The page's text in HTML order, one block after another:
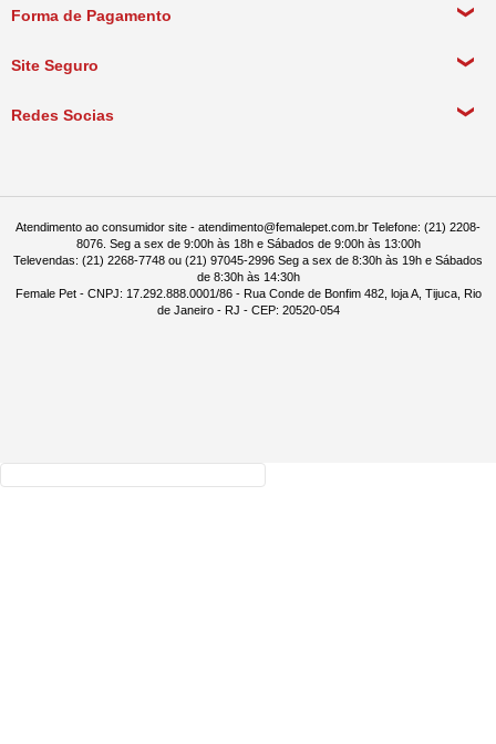
Política de Pagamento
Política de Entrega
Forma de Pagamento
Site Seguro
Redes Socias
Atendimento ao consumidor site - atendimento@femalepet.com.br Telefone: (21) 2208-
8076. Seg a sex de 9:00h às 18h e Sábados de 9:00h às 13:00h
Televendas: (21) 2268-7748 ou (21) 97045-2996 Seg a sex de 8:30h às 19h e Sábados
de 8:30h às 14:30h
Female Pet - CNPJ: 17.292.888.0001/86 - Rua Conde de Bonfim 482, loja A, Tijuca, Rio
de Janeiro - RJ - CEP: 20520-054